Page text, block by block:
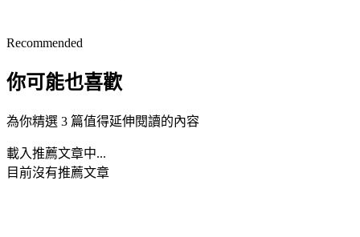
Recommended
你可能也喜歡
為你精選 3 篇值得延伸閱讀的內容
載入推薦文章中...
目前沒有推薦文章